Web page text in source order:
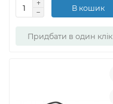
В кошик
Придбати в один клік